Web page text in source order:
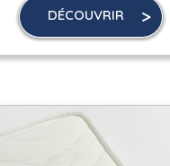
DÉCOUVRIR